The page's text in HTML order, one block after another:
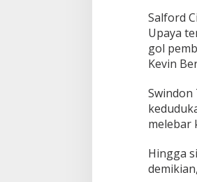
w
n
,
M
e
a
j
u
k
P
u
t
Salford
Upaya
gol
Kevin
Swindon
melebar
Hingga